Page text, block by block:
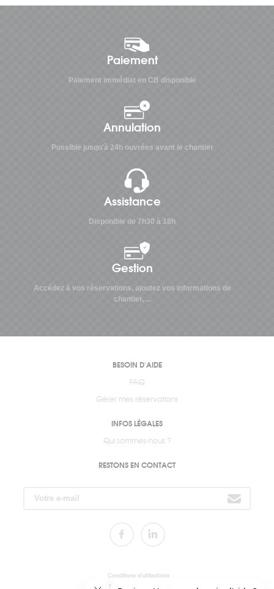
Paiement
Paiement immédiat en CB disponible
Annulation
Possible jusqu'à 24h ouvrées avant le chantier
Assistance
Disponible de 7h30 à 18h
Gestion
Accédez à vos réservations, ajoutez vos informations de
chantier, ...
BESOIN D'AIDE
FAQ
Gérer mes réservations
INFOS LÉGALES
Qui sommes-nous ?
RESTONS EN CONTACT
Conditions d'utilisations
Politique de confidentialité